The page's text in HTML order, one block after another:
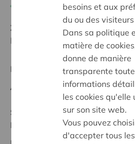
Ziel:
Une société solidaire et
barrières
Regionales Projekt
Anfangsdatum:26/05/2025
Stand :
Complete
Brussel/Bruxelles
besoins et aux
du ou des
Dans sa politique
matière de
donne de manière
transparente
informations
les cookies qu'elle
sur son site web.
Vous pouvez
d'accepter tous